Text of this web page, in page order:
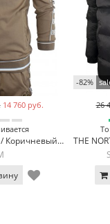
14 760 руб.
Dolce Gabbana / Коричневый спортивный костюм Dolce Gabbana 13355-4
-82%
26